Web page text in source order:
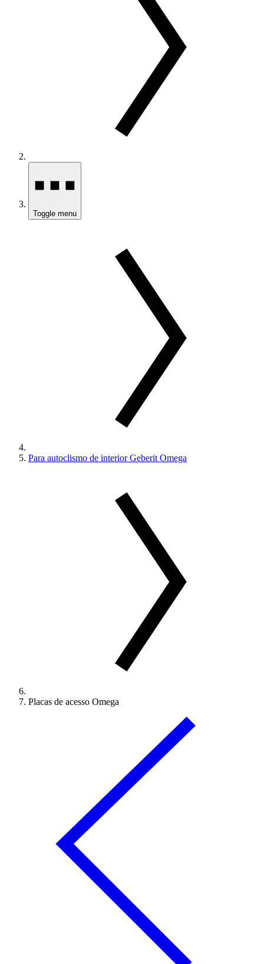
Toggle menu
Para autoclismo de interior Geberit Omega
Placas de acesso Omega